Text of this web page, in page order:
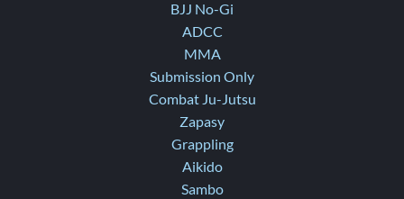
BJJ No-Gi
ADCC
MMA
Submission Only
Combat Ju-Jutsu
Zapasy
Grappling
Aikido
Sambo